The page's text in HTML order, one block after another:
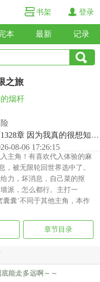
书架 登录
本 最新 记录
之旅
烟杆
章 因为我真的很想知道，他们到底能走多远啊～～
08-06 17:26:15
主角！有喜欢代入体验的麻
，被无限轮回世界选中了。
力，坏消息，自己菜的抠
派，怎么都行。主打一
囊’不同于其他主角，本作
章节目录
能走多远啊～～